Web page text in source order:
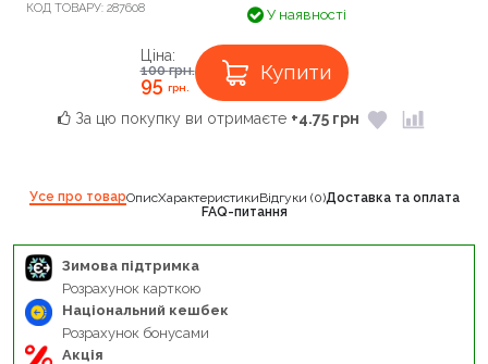
КОД ТОВАРУ: 287608 У наявності
Ціна:
100грн.
95 грн.
Купити
За цю покупку ви отримаєте +4.75 грн
Усе про товарОписХарактеристикиВідгуки (0)Доставка та оплата
FAQ-питання
Зимова підтримка
Розрахунок карткою
Національний кешбек
Розрахунок бонусами
Акція